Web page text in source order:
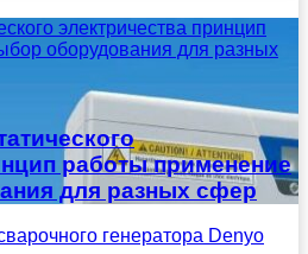
электричества принцип
оборудования для разных
работы применение
для разных сфер
генератора Denyo